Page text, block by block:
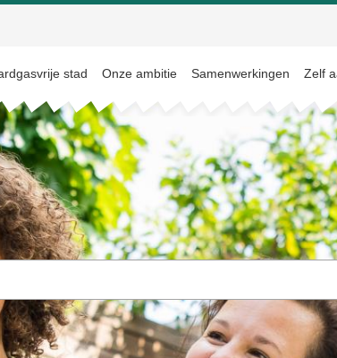
stad Onze ambitie Samenwerkingen Zelf